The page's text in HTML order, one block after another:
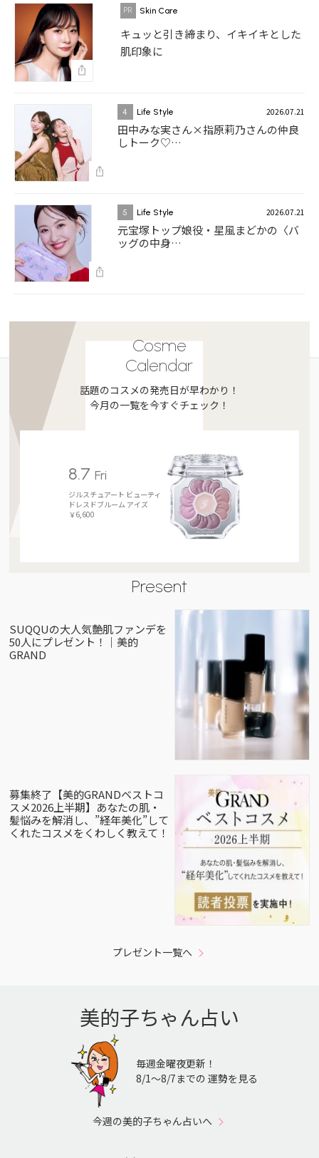
Skin Care
キュッと引き締まり、イキイキとした
肌印象に
4 Life Style 2026.07.21
田中みな実さん×指原莉乃さんの仲良
しトーク♡…
5 Life Style 2026.07.21
元宝塚トップ娘役・星風まどかの〈バ
ッグの中身…
Cosme
Calendar
話題のコスメの発売日が早わかり！
今月の一覧を今すぐチェック！
8.7Fri
ジルスチュアート ビューティ
ドレスドブルーム アイズ
￥6,600
Present
SUQQUの大人気艶肌ファンデを
50人にプレゼント！｜美的
GRAND
募集終了【美的GRANDベストコ
スメ2026上半期】あなたの肌・
髪悩みを解消し、”経年美化”して
くれたコスメをくわしく教えて！
プレゼント一覧へ
美的子ちゃん占い
毎週金曜夜更新！
8/1〜8/7までの 運勢を見る
今週の美的子ちゃん占いへ